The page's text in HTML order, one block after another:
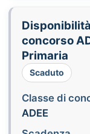
concorso
Primaria
Scaduto
Classe di
ADEE